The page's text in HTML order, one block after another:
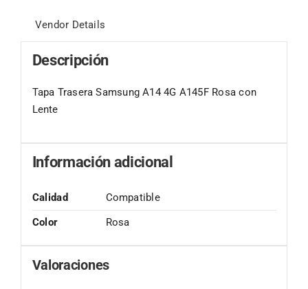
Vendor Details
Descripción
Tapa Trasera Samsung A14 4G A145F Rosa con
Lente
Información adicional
Calidad
Compatible
Color
Rosa
Valoraciones